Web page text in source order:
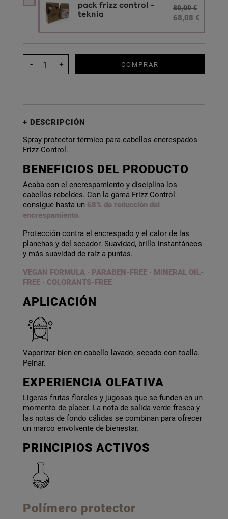
pack frizz control -
teknia
80,09 €
68,08 €
COMPRAR
DESCRIPCIÓN
Spray protector térmico para cabellos encrespados
Frizz Control.
BENEFICIOS DEL PRODUCTO
Acaba con el encrespamiento y disciplina los
cabellos rebeldes. Con la gama Frizz Control
consigue hasta un 68% de reducción del
encrespamiento.
Protección contra el encrespado y el calor de las
planchas y del secador. Suavidad, brillo instantáneos
y más suavidad de raíz a puntas.
VEGAN FORMULA · PARABEN-FREE · MINERAL OIL-
FREE · COLORANTS-FREE
APLICACIÓN
Vaporizar bien en cabello lavado, secado con toalla.
Peinar.
EXPERIENCIA OLFATIVA
Ligeras frutas florales y jugosas que se funden en un
momento de placer. La nota de salida verde fresca y
las notas de fondo cálidas se combinan para ofrecer
un marco envolvente de bienestar.
PRINCIPIOS ACTIVOS
Polímero protector